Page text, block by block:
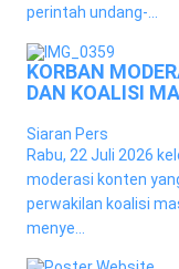
perintah undang-...
KORBAN
DAN KOALISI
Siaran Pers
Rabu, 22 Juli 2026
moderasi konten
perwakilan koalisi
menye...